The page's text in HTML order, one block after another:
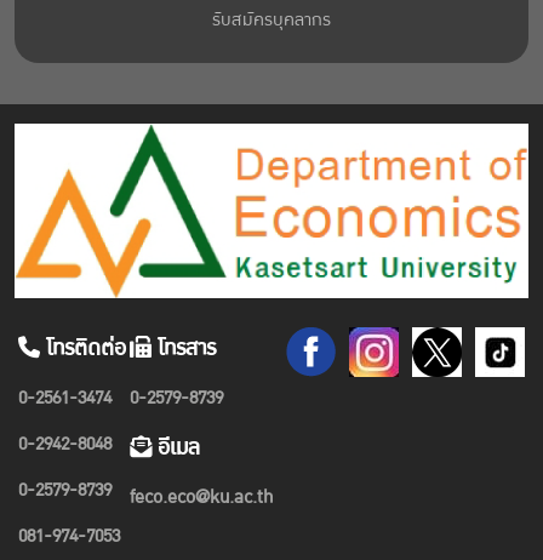
รับสมัครบุคลากร
โทรติดต่อ
0-2561-3474
0-2942-8048
0-2579-8739
081-974-7053
โทรสาร
0-2579-8739
อีเมล
feco.eco@ku.ac.th